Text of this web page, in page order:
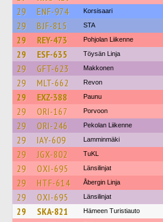
29 ENF-974 Korsisaari
29 BJF-815 STA
29 REY-473 Pohjolan Liikenne
29 ESF-635 Töysän Linja
29 GFT-623 Makkonen
29 MLT-662 Revon
29 EXZ-388 Paunu
29 ORI-167 Porvoon
29 ORI-246 Pekolan Liikenne
29 IAY-609 Lamminmäki
29 JGX-802 TuKL
29 OXI-695 Länsilinjat
29 HTF-614 Åbergin Linja
29 OXI-695 Länsilinjat
29 SKA-821 Hämeen Turistiauto